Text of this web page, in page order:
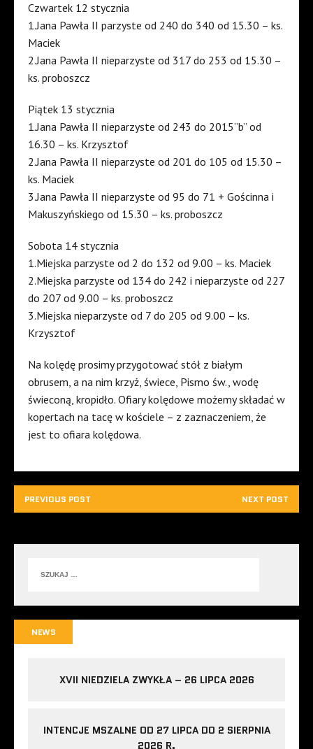
Czwartek 12 stycznia
1.Jana Pawła II parzyste od 240 do 340 od 15.30 – ks.
Maciek
2.Jana Pawła II nieparzyste od 317 do 253 od 15.30 –
ks. proboszcz
Piątek 13 stycznia
1.Jana Pawła II nieparzyste od 243 do 2015”b” od
16.30 – ks. Krzysztof
2.Jana Pawła II nieparzyste od 201 do 105 od 15.30 –
ks. Maciek
3.Jana Pawła II nieparzyste od 95 do 71 + Gościnna i
Makuszyńskiego od 15.30 – ks. proboszcz
Sobota 14 stycznia
1.Miejska parzyste od 2 do 132 od 9.00 – ks. Maciek
2.Miejska parzyste od 134 do 242 i nieparzyste od 227
do 207 od 9.00 – ks. proboszcz
3.Miejska nieparzyste od 7 do 205 od 9.00 – ks.
Krzysztof
Na kolędę prosimy przygotować stół z białym
obrusem, a na nim krzyż, świece, Pismo św., wodę
świeconą, kropidło. Ofiary kolędowe możemy składać w
kopertach na tacę w kościele – z zaznaczeniem, że
jest to ofiara kolędowa.
PREVIOUS POST NEXT POST
NEWS
XVII NIEDZIELA ZWYKŁA – 26 LIPCA 2026
INTENCJE MSZALNE OD 27 LIPCA DO 2 SIERPNIA
2026 R.